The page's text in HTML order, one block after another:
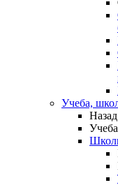
Учеба,
Назад